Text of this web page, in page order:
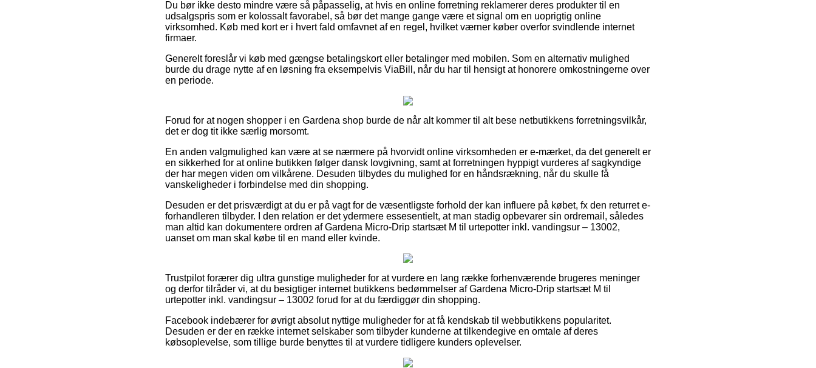
Du bør ikke desto mindre være så påpasselig, at hvis en online forretning reklamerer deres produkter til en
udsalgspris som er kolossalt favorabel, så bør det mange gange være et signal om en uoprigtig online
virksomhed. Køb med kort er i hvert fald omfavnet af en regel, hvilket værner køber overfor svindlende internet
firmaer.
Generelt foreslår vi køb med gængse betalingskort eller betalinger med mobilen. Som en alternativ mulighed
burde du drage nytte af en løsning fra eksempelvis ViaBill, når du har til hensigt at honorere omkostningerne over
en periode.
Forud for at nogen shopper i en Gardena shop burde de når alt kommer til alt bese netbutikkens forretningsvilkår,
det er dog tit ikke særlig morsomt.
En anden valgmulighed kan være at se nærmere på hvorvidt online virksomheden er e-mærket, da det generelt er
en sikkerhed for at online butikken følger dansk lovgivning, samt at forretningen hyppigt vurderes af sagkyndige
der har megen viden om vilkårene. Desuden tilbydes du mulighed for en håndsrækning, når du skulle få
vanskeligheder i forbindelse med din shopping.
Desuden er det prisværdigt at du er på vagt for de væsentligste forhold der kan influere på købet, fx den returret e-
forhandleren tilbyder. I den relation er det ydermere essesentielt, at man stadig opbevarer sin ordremail, således
man altid kan dokumentere ordren af Gardena Micro-Drip startsæt M til urtepotter inkl. vandingsur – 13002,
uanset om man skal købe til en mand eller kvinde.
Trustpilot forærer dig ultra gunstige muligheder for at vurdere en lang række forhenværende brugeres meninger
og derfor tilråder vi, at du besigtiger internet butikkens bedømmelser af Gardena Micro-Drip startsæt M til
urtepotter inkl. vandingsur – 13002 forud for at du færdiggør din shopping.
Facebook indebærer for øvrigt absolut nyttige muligheder for at få kendskab til webbutikkens popularitet.
Desuden er der en række internet selskaber som tilbyder kunderne at tilkendegive en omtale af deres
købsoplevelse, som tillige burde benyttes til at vurdere tidligere kunders oplevelser.